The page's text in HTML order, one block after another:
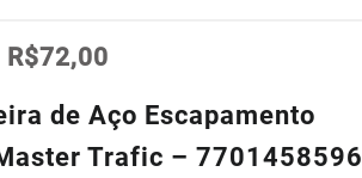
O
original
era:
R$80,24.
R$72,00
atual
é:
R$72,00.
de Aço Escapamento
Trafic – 7701458596